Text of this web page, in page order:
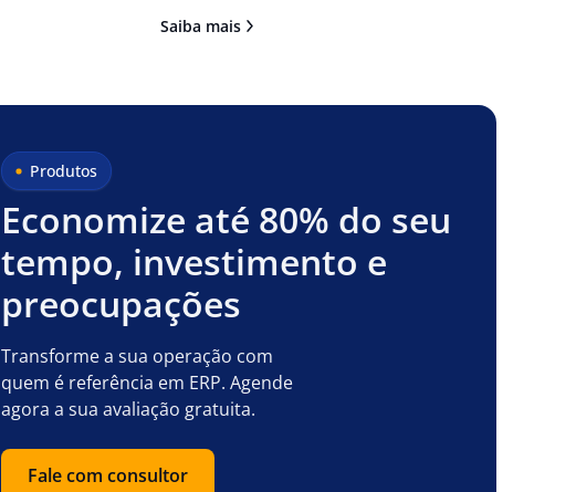
Saiba mais
Produtos
Economize até 80% do seu
tempo, investimento e
preocupações
Transforme a sua operação com
quem é referência em ERP. Agende
agora a sua avaliação gratuita.
Fale com consultor